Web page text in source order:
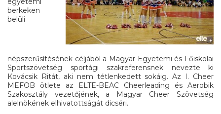
berkeken
belüli
népszerűsítésének céljából a Magyar Egyetemi és Főiskolai
Sportszövetség sportági szakreferensnek nevezte ki
Kovácsik Ritát, aki nem tétlenkedett sokáig. Az I. Cheer
MEFOB ötlete az ELTE-BEAC Cheerleading és Aerobik
Szakosztály vezetőjének, a Magyar Cheer Szövetség
alelnökének elhivatottságát dicséri.